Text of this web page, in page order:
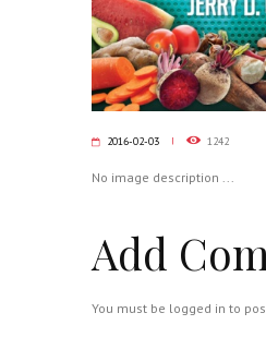
2016-02-03 1242
No image description ...
Add
You must be logged in to